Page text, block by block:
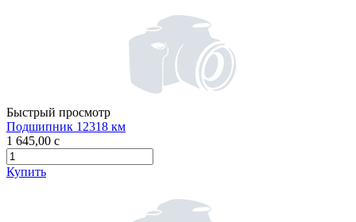
Быстрый просмотр
Подшипник 12318 км
1 645,00 c
Купить